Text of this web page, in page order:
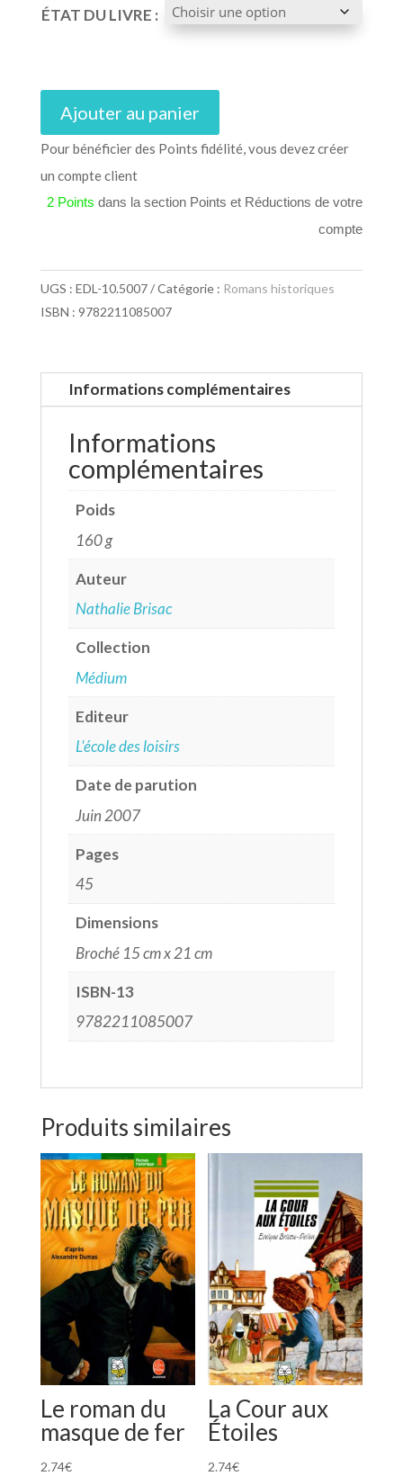
ÉTAT DU LIVRE :
Ajouter au panier
Pour bénéficier des Points fidélité, vous devez créer
un compte client
2 Points dans la section Points et Réductions de votre
compte
UGS : EDL-10.5007 Catégorie : Romans historiques
ISBN : 9782211085007
Informations complémentaires
Informations
complémentaires
Poids
160 g
Auteur
Nathalie Brisac
Collection
Médium
Editeur
L'école des loisirs
Date de parution
Juin 2007
Pages
45
Dimensions
Broché 15 cm x 21 cm
ISBN-13
9782211085007
Produits similaires
Le roman du
masque de fer
2.74€
La Cour aux
Étoiles
2.74€